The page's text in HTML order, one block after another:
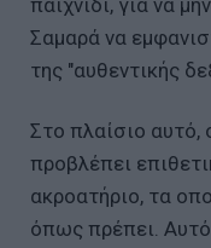
παιχνίδι, για να
Σαμαρά να
της "αυθεντικής
Στο πλαίσιο αυτό,
προβλέπει
ακροατήριο, τα
όπως πρέπει.